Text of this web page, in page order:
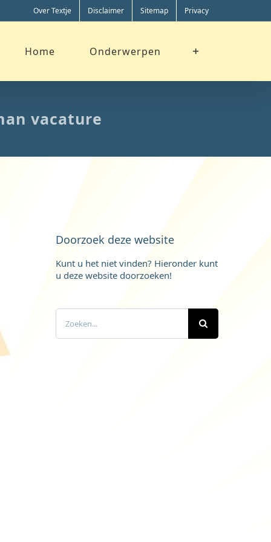
Over Textje Disclaimer Sitemap Privacy
Home Onderwerpen
vacature
Doorzoek deze website
Kunt u het niet vinden? Hieronder kunt
u deze website doorzoeken!
Zoeken
naar: